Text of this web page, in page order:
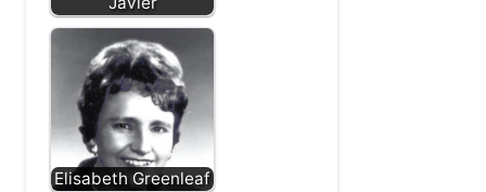
Robert Moffat